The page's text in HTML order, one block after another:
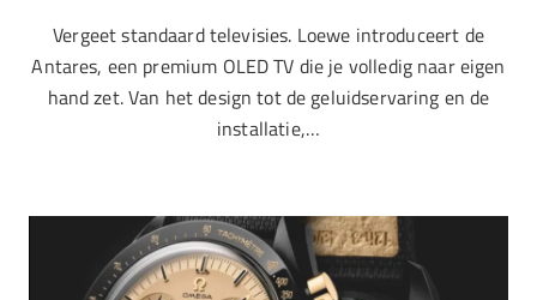
Vergeet standaard televisies. Loewe introduceert de
Antares, een premium OLED TV die je volledig naar eigen
hand zet. Van het design tot de geluidservaring en de
installatie,…